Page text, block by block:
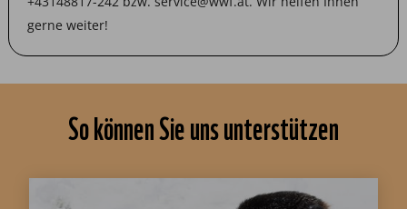
gerne weiter!
So können Sie uns unterstützen